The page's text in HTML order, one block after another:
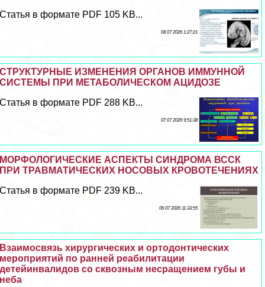
Статья в формате PDF 105 KB...
08 07 2026 1:27:21
СТРУКТУРНЫЕ ИЗМЕНЕНИЯ ОРГАНОВ ИММУННОЙ
СИСТЕМЫ ПРИ МЕТАБОЛИЧЕСКОМ АЦИДОЗЕ
Статья в формате PDF 288 KB...
07 07 2026 9:51:38
МОРФОЛОГИЧЕСКИЕ АСПЕКТЫ СИНДРОМА ВССК
ПРИ ТРАВМАТИЧЕСКИХ НОСОВЫХ КРОВОТЕЧЕНИЯХ
Статья в формате PDF 239 KB...
06 07 2026 11:33:55
Взаимосвязь хирургических и ортодонтических
мероприятий по ранней реабилитации
детейинвалидов со сквозным несращением губы и
неба